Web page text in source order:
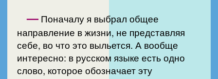
— Поначалу я выбрал общее
направление в жизни, не представляя
себе, во что это выльется. А вообще
интересно: в русском языке есть одно
слово, которое обозначает эту